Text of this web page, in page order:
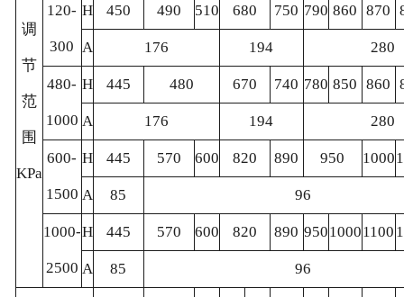
调
节
范
围
KPa
120-
300
H 450 490 510 680 750 790 860 870
A 176 194 280
480-
1000
H 445 480 670 740 780 850 860
A 176 194 280
600-
1500
H 445 570 600 820 890 950 1000
A 85 96
1000-
2500
H 445 570 600 820 890 95010001100
A 85 96